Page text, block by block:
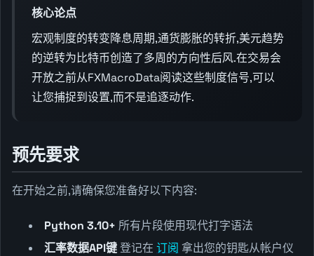
核心论点
宏观制度的转变降息周期,通货膨胀的转折,美元趋势
的逆转为比特币创造了多周的方向性后风.在交易会
开放之前从FXMacroData阅读这些制度信号,可以
让您捕捉到设置,而不是追逐动作.
预先要求
在开始之前,请确保您准备好以下内容:
Python 3.10+ 所有片段使用现代打字语法
汇率数据API键登记在 订阅 拿出您的钥匙从帐户仪